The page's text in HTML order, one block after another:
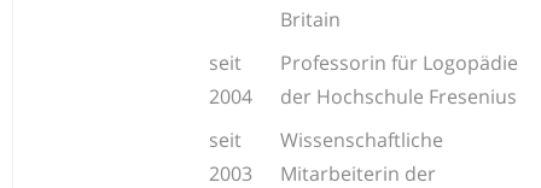
Britain
seit
2004
Professorin für Logopädie
der Hochschule Fresenius
seit
2003
Wissenschaftliche
Mitarbeiterin der